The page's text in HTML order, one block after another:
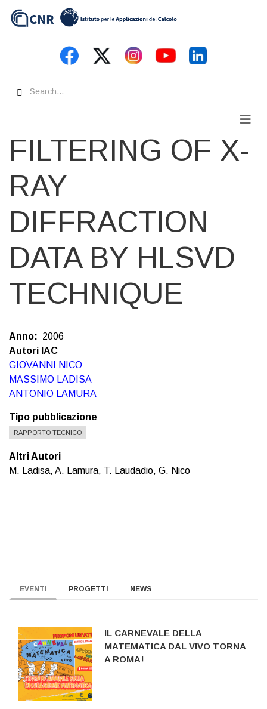
Search
FILTERING OF X-
RAY
DIFFRACTION
DATA BY HLSVD
TECHNIQUE
Anno
2006
Autori IAC
GIOVANNI NICO
MASSIMO LADISA
ANTONIO LAMURA
Tipo pubblicazione
RAPPORTO TECNICO
Altri Autori
M. Ladisa, A. Lamura, T. Laudadio, G. Nico
EVENTI PROGETTI NEWS
IL CARNEVALE DELLA
MATEMATICA DAL VIVO TORNA
A ROMA!